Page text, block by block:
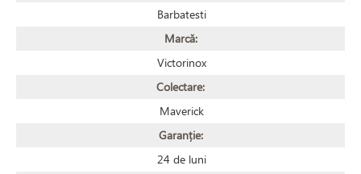
Barbatesti
Marcă:
Victorinox
Colectare:
Maverick
Garanție:
24 de luni